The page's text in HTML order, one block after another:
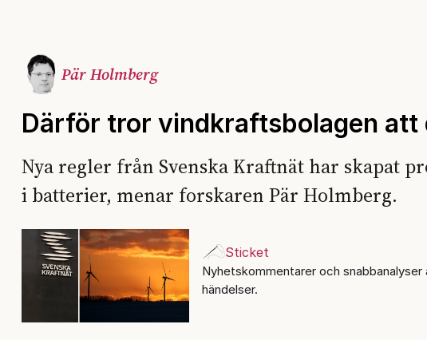
Pär Holmberg
Därför tror vindkraftsbolagen att
Nya regler från Svenska Kraftnät har skapat
i batterier, menar forskaren Pär Holmberg.
Sticket
Nyhetskommentarer och snabbanalyser
händelser.